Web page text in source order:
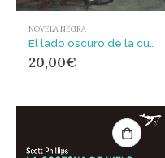
NOVELA NEGRA
El lado oscuro de la cultura victoriana : Jack el Destripador y otros monstruos
20,00€